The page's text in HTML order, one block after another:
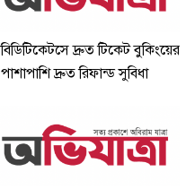
বিডিটিকেটসে দ্রুত টিকেট বুকিংয়ের
পাশাপাশি দ্রুত রিফান্ড সুবিধা